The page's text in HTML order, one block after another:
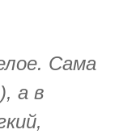
Сама
а в